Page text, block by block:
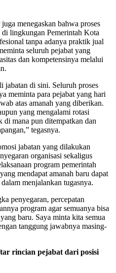
menegaskan bahwa proses
lingkungan Pemerintah Kota
tanpa adanya praktik jual
seluruh pejabat yang
dan kompetensinya melalui
jabatan di sini. Seluruh proses
meminta para pejabat yang hari
atas amanah yang diberikan.
yang mengalami rotasi
mana pun ditempatkan dan
tegasnya.
jabatan yang dilakukan
organisasi sekaligus
program pemerintah
mendapat amanah baru dapat
menjalankan tugasnya.
penyegaran, percepatan
program agar semuanya bisa
baru. Saya minta kita semua
tanggung jawabnya masing-
rincian pejabat dari posisi